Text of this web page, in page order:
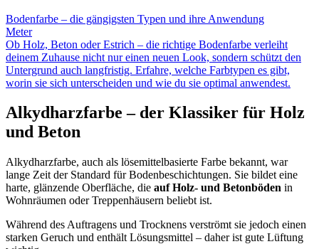
Bodenfarbe – die gängigsten Typen und ihre Anwendung
Meter
Ob Holz, Beton oder Estrich – die richtige Bodenfarbe verleiht
deinem Zuhause nicht nur einen neuen Look, sondern schützt den
Untergrund auch langfristig. Erfahre, welche Farbtypen es gibt,
worin sie sich unterscheiden und wie du sie optimal anwendest.
Alkydharzfarbe – der Klassiker für Holz
und Beton
Alkydharzfarbe, auch als lösemittelbasierte Farbe bekannt, war
lange Zeit der Standard für Bodenbeschichtungen. Sie bildet eine
harte, glänzende Oberfläche, die auf Holz- und Betonböden in
Wohnräumen oder Treppenhäusern beliebt ist.
Während des Auftragens und Trocknens verströmt sie jedoch einen
starken Geruch und enthält Lösungsmittel – daher ist gute Lüftung